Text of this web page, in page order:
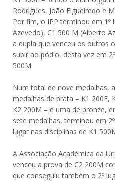
Rodrigues, João Figueiredo e
Por fim, o IPP terminou em 1º
Azevedo), C1 500 M (Alberto
a dupla que venceu os outros
subir ao pódio, desta vez em
500M.
Num total de nove medalhas,
medalhas de prata – K1 200F,
K2 200M – e uma de bronze,
sete medalhas, terminou em
lugar nas disciplinas de K1
A Associação Académica da
venceu a prova de C2 200M
que conseguiu também o 2º